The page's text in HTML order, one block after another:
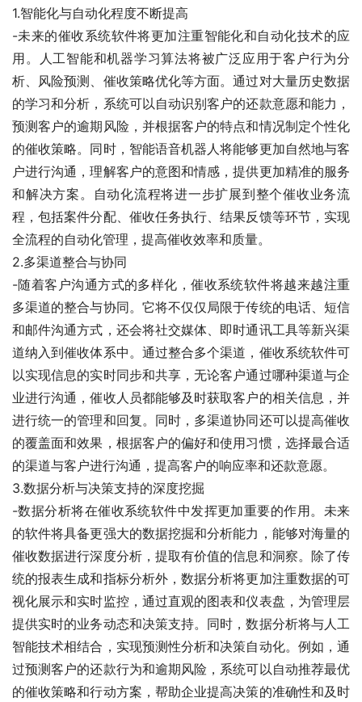
1.智能化与自动化程度不断提高
-未来的催收系统软件将更加注重智能化和自动化技术的应
用。人工智能和机器学习算法将被广泛应用于客户行为分
析、风险预测、催收策略优化等方面。通过对大量历史数据
的学习和分析，系统可以自动识别客户的还款意愿和能力，
预测客户的逾期风险，并根据客户的特点和情况制定个性化
的催收策略。同时，智能语音机器人将能够更加自然地与客
户进行沟通，理解客户的意图和情感，提供更加精准的服务
和解决方案。自动化流程将进一步扩展到整个催收业务流
程，包括案件分配、催收任务执行、结果反馈等环节，实现
全流程的自动化管理，提高催收效率和质量。
2.多渠道整合与协同
-随着客户沟通方式的多样化，催收系统软件将越来越注重
多渠道的整合与协同。它将不仅仅局限于传统的电话、短信
和邮件沟通方式，还会将社交媒体、即时通讯工具等新兴渠
道纳入到催收体系中。通过整合多个渠道，催收系统软件可
以实现信息的实时同步和共享，无论客户通过哪种渠道与企
业进行沟通，催收人员都能够及时获取客户的相关信息，并
进行统一的管理和回复。同时，多渠道协同还可以提高催收
的覆盖面和效果，根据客户的偏好和使用习惯，选择最合适
的渠道与客户进行沟通，提高客户的响应率和还款意愿。
3.数据分析与决策支持的深度挖掘
-数据分析将在催收系统软件中发挥更加重要的作用。未来
的软件将具备更强大的数据挖掘和分析能力，能够对海量的
催收数据进行深度分析，提取有价值的信息和洞察。除了传
统的报表生成和指标分析外，数据分析将更加注重数据的可
视化展示和实时监控，通过直观的图表和仪表盘，为管理层
提供实时的业务动态和决策支持。同时，数据分析将与人工
智能技术相结合，实现预测性分析和决策自动化。例如，通
过预测客户的还款行为和逾期风险，系统可以自动推荐最优
的催收策略和行动方案，帮助企业提高决策的准确性和及时